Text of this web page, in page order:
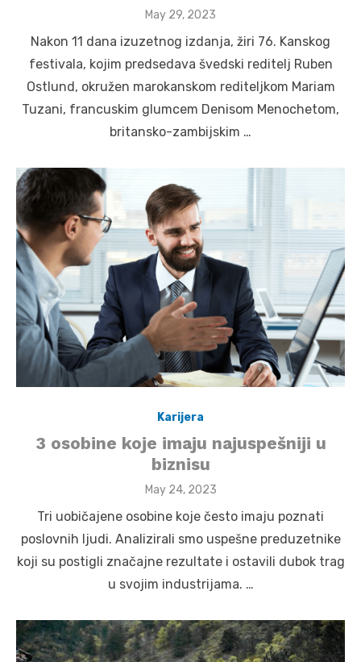
Posted
May 29, 2023
Nakon 11 dana izuzetnog izdanja, žiri 76. Kanskog
festivala, kojim predsedava švedski reditelj Ruben
Ostlund, okružen marokanskom rediteljkom Mariam
Tuzani, francuskim glumcem Denisom Menochetom,
britansko-zambijskim …
Karijera
3 osobine koje imaju najuspešniji u
biznisu
Posted
May 24, 2023
Tri uobičajene osobine koje često imaju poznati
poslovnih ljudi. Analizirali smo uspešne preduzetnike
koji su postigli značajne rezultate i ostavili dubok trag
u svojim industrijama. …